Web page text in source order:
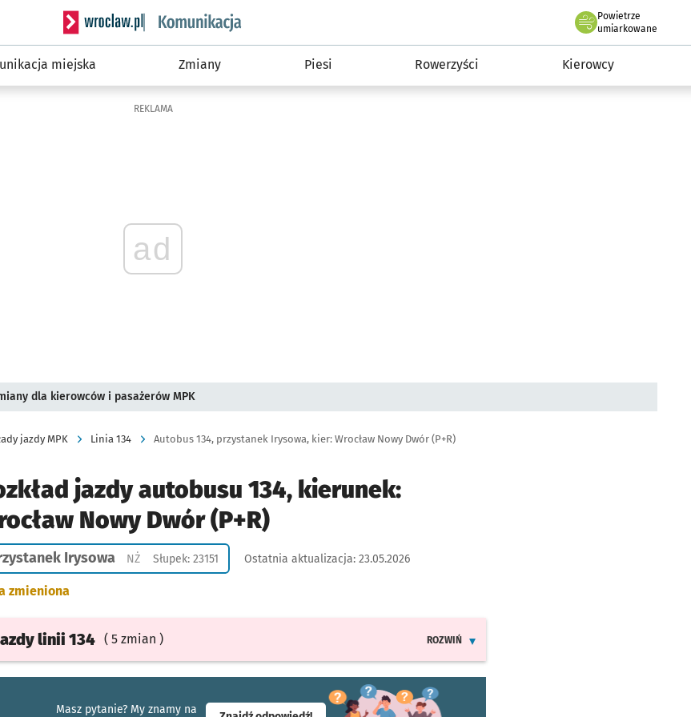
Serwis informacyjny wroclaw.pl podserwis: Komunikacja
Powietrze
we Wrocławiu
umiarkowane
miejska Zmiany Piesi Rowerzyści Kierowcy
REKLAMA
ad
dla kierowców i pasażerów MPK
jazdy MPK Linia 134 Autobus 134, przystanek Irysowa, kier: Wrocław Nowy Dwór (P+R)
jazdy autobusu 134, kierunek:
Nowy Dwór (P+R)
Irysowa NŻPrzystanek na życzenie
Słupek: 23151 Ostatnia aktualizacja: 23.05.2026
zmieniona
linii 134 ( 5 zmian )
ROZWIŃ
Masz pytanie? My znamy na